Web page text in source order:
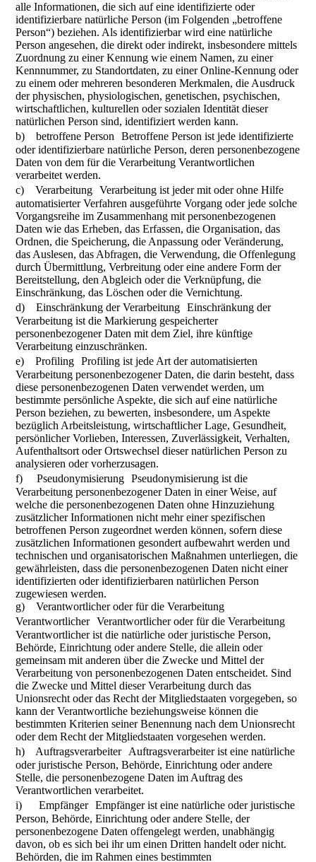
alle Informationen, die sich auf eine identifizierte oder
identifizierbare natürliche Person (im Folgenden „betroffene
Person“) beziehen. Als identifizierbar wird eine natürliche
Person angesehen, die direkt oder indirekt, insbesondere mittels
Zuordnung zu einer Kennung wie einem Namen, zu einer
Kennnummer, zu Standortdaten, zu einer Online-Kennung oder
zu einem oder mehreren besonderen Merkmalen, die Ausdruck
der physischen, physiologischen, genetischen, psychischen,
wirtschaftlichen, kulturellen oder sozialen Identität dieser
natürlichen Person sind, identifiziert werden kann.
b) betroffene Person Betroffene Person ist jede identifizierte
oder identifizierbare natürliche Person, deren personenbezogene
Daten von dem für die Verarbeitung Verantwortlichen
verarbeitet werden.
c) Verarbeitung Verarbeitung ist jeder mit oder ohne Hilfe
automatisierter Verfahren ausgeführte Vorgang oder jede solche
Vorgangsreihe im Zusammenhang mit personenbezogenen
Daten wie das Erheben, das Erfassen, die Organisation, das
Ordnen, die Speicherung, die Anpassung oder Veränderung,
das Auslesen, das Abfragen, die Verwendung, die Offenlegung
durch Übermittlung, Verbreitung oder eine andere Form der
Bereitstellung, den Abgleich oder die Verknüpfung, die
Einschränkung, das Löschen oder die Vernichtung.
d) Einschränkung der Verarbeitung Einschränkung der
Verarbeitung ist die Markierung gespeicherter
personenbezogener Daten mit dem Ziel, ihre künftige
Verarbeitung einzuschränken.
e) Profiling Profiling ist jede Art der automatisierten
Verarbeitung personenbezogener Daten, die darin besteht, dass
diese personenbezogenen Daten verwendet werden, um
bestimmte persönliche Aspekte, die sich auf eine natürliche
Person beziehen, zu bewerten, insbesondere, um Aspekte
bezüglich Arbeitsleistung, wirtschaftlicher Lage, Gesundheit,
persönlicher Vorlieben, Interessen, Zuverlässigkeit, Verhalten,
Aufenthaltsort oder Ortswechsel dieser natürlichen Person zu
analysieren oder vorherzusagen.
f) Pseudonymisierung Pseudonymisierung ist die
Verarbeitung personenbezogener Daten in einer Weise, auf
welche die personenbezogenen Daten ohne Hinzuziehung
zusätzlicher Informationen nicht mehr einer spezifischen
betroffenen Person zugeordnet werden können, sofern diese
zusätzlichen Informationen gesondert aufbewahrt werden und
technischen und organisatorischen Maßnahmen unterliegen, die
gewährleisten, dass die personenbezogenen Daten nicht einer
identifizierten oder identifizierbaren natürlichen Person
zugewiesen werden.
g) Verantwortlicher oder für die Verarbeitung
Verantwortlicher Verantwortlicher oder für die Verarbeitung
Verantwortlicher ist die natürliche oder juristische Person,
Behörde, Einrichtung oder andere Stelle, die allein oder
gemeinsam mit anderen über die Zwecke und Mittel der
Verarbeitung von personenbezogenen Daten entscheidet. Sind
die Zwecke und Mittel dieser Verarbeitung durch das
Unionsrecht oder das Recht der Mitgliedstaaten vorgegeben, so
kann der Verantwortliche beziehungsweise können die
bestimmten Kriterien seiner Benennung nach dem Unionsrecht
oder dem Recht der Mitgliedstaaten vorgesehen werden.
h) Auftragsverarbeiter Auftragsverarbeiter ist eine natürliche
oder juristische Person, Behörde, Einrichtung oder andere
Stelle, die personenbezogene Daten im Auftrag des
Verantwortlichen verarbeitet.
i) Empfänger Empfänger ist eine natürliche oder juristische
Person, Behörde, Einrichtung oder andere Stelle, der
personenbezogene Daten offengelegt werden, unabhängig
davon, ob es sich bei ihr um einen Dritten handelt oder nicht.
Behörden, die im Rahmen eines bestimmten